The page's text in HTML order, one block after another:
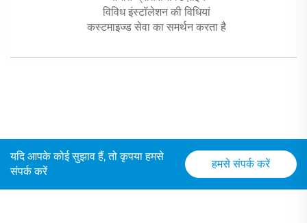
विविध इंस्टॉलेशन की विधियां
कस्टमाइज्ड सेवा का समर्थन करता है
यदि आपके कोई सुझाव हैं, तो कृपया हमसे
संपर्क करें
हमसे संपर्क करें